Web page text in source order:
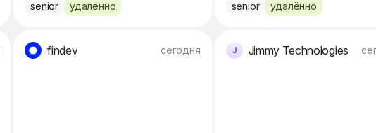
senior удалённо senior удалённо
findev сегодня Jimmy Technologies